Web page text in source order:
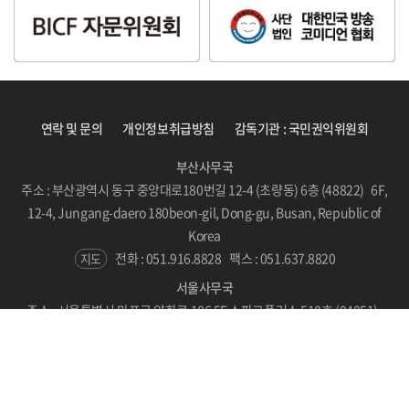
연락 및 문의 개인정보취급방침 감독기관 : 국민권익위원회
부산사무국
주소 : 부산광역시 동구 중앙대로180번길 12-4 (초량동) 6층 (48822) 6F,
12-4, Jungang-daero 180beon-gil, Dong-gu, Busan, Republic of
Korea
지도 전화 : 051.916.8828 팩스 : 051.637.8820
서울사무국
주소 : 서울특별시 마포구 양화로 186 5F 스파크플러스 510호 (04051)